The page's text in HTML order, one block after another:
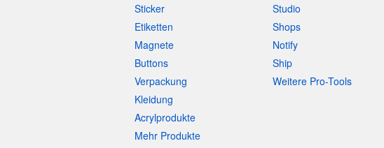
Sticker
Etiketten
Magnete
Buttons
Verpackung
Kleidung
Acrylprodukte
Mehr Produkte
Studio
Shops
Notify
Ship
Weitere Pro-Tools